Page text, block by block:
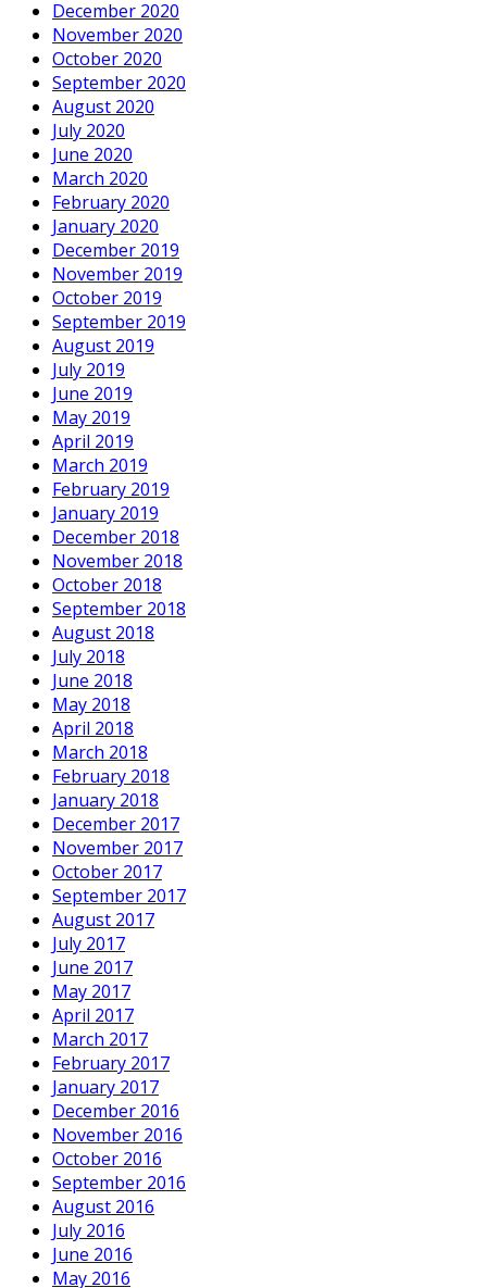
December 2020
November 2020
October 2020
September 2020
August 2020
July 2020
June 2020
March 2020
February 2020
January 2020
December 2019
November 2019
October 2019
September 2019
August 2019
July 2019
June 2019
May 2019
April 2019
March 2019
February 2019
January 2019
December 2018
November 2018
October 2018
September 2018
August 2018
July 2018
June 2018
May 2018
April 2018
March 2018
February 2018
January 2018
December 2017
November 2017
October 2017
September 2017
August 2017
July 2017
June 2017
May 2017
April 2017
March 2017
February 2017
January 2017
December 2016
November 2016
October 2016
September 2016
August 2016
July 2016
June 2016
May 2016